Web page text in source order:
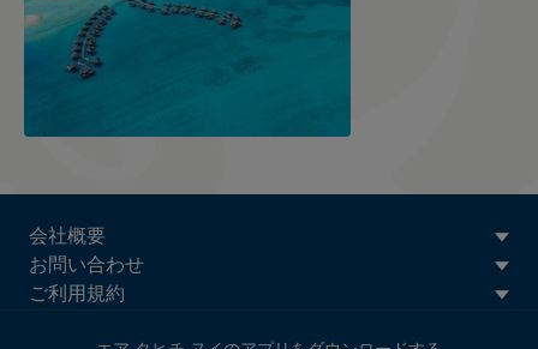
ATN:
Footer
menu
会社概要
お問い合わせ
ご利用規約